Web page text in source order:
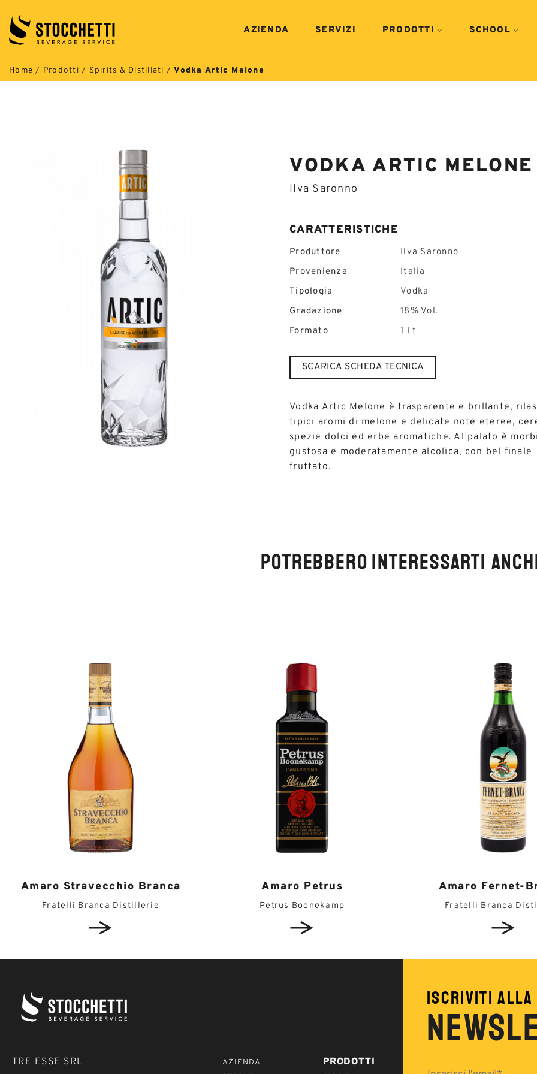
contenuti
AZIENDA SERVIZI PRODOTTI SCHOOL
Home / Prodotti / Spirits & Distillati /Vodka Artic Melone
VODKA ARTIC MELONE
Ilva Saronno
CARATTERISTICHE
Produttore
Ilva Saronno
Provenienza
Italia
Tipologia
Vodka
Gradazione
18% Vol.
Formato
1 Lt
SCARICA SCHEDA TECNICA
Vodka Artic Melone è trasparente e brillante,
tipici aromi di melone e delicate note eteree,
spezie dolci ed erbe aromatiche. Al palato è
gustosa e moderatamente alcolica, con bel finale
fruttato.
POTREBBERO INTERESSARTI
Amaro Stravecchio Branca
Fratelli Branca Distillerie
Amaro Petrus
Petrus Boonekamp
Amaro Fernet-
Fratelli Branca
TRE ESSE SRL
AZIENDA
PRODOTTI
ISCRIVITI ALLA